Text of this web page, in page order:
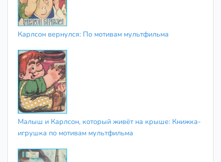
Карлсон вернулся: По мотивам мультфильма
Малыш и Карлсон, который живёт на крыше: Книжка-
игрушка по мотивам мультфильма